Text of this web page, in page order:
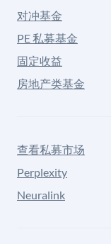
对冲基金
PE 私募基金
固定收益
房地产类基金
查看私募市场
Perplexity
Neuralink